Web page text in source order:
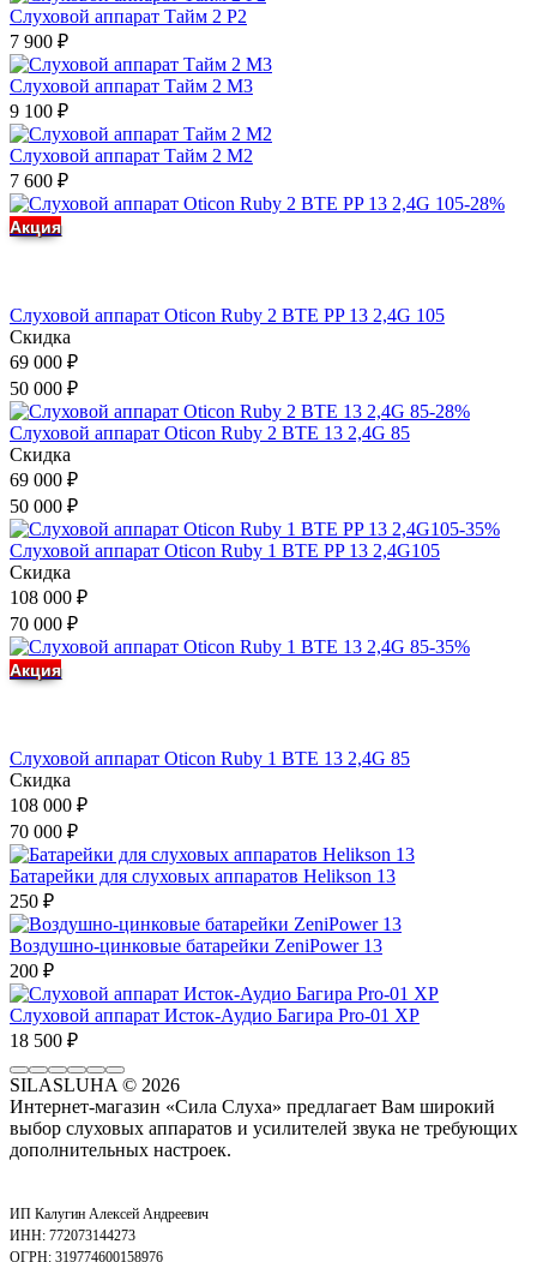
Слуховой аппарат Тайм 2 Р2
7 900 ₽
Слуховой аппарат Тайм 2 М3
9 100 ₽
Слуховой аппарат Тайм 2 М2
7 600 ₽
-28%
Акция
Слуховой аппарат Oticon Ruby 2 BTE PP 13 2,4G 105
Скидка
69 000 ₽
50 000 ₽
-28%
Слуховой аппарат Oticon Ruby 2 BTE 13 2,4G 85
Скидка
69 000 ₽
50 000 ₽
-35%
Слуховой аппарат Oticon Ruby 1 BTE PP 13 2,4G105
Скидка
108 000 ₽
70 000 ₽
-35%
Акция
Слуховой аппарат Oticon Ruby 1 BTE 13 2,4G 85
Скидка
108 000 ₽
70 000 ₽
Батарейки для слуховых аппаратов Helikson 13
250 ₽
Воздушно-цинковые батарейки ZeniPower 13
200 ₽
Слуховой аппарат Исток-Аудио Багира Pro-01 XP
18 500 ₽
SILASLUHA © 2026
Интернет-магазин «Сила Слуха» предлагает Вам широкий
выбор слуховых аппаратов и усилителей звука не требующих
дополнительных настроек.
ИП Калугин Алексей Андреевич
ИНН: 772073144273
ОГРН: 319774600158976